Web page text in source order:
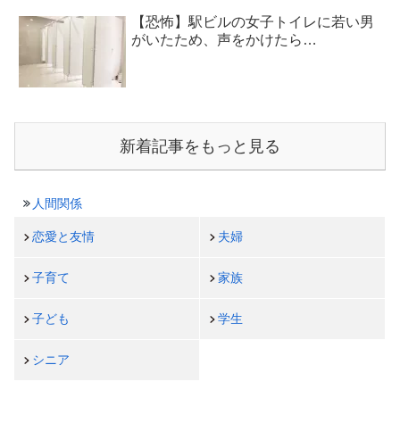
【恐怖】駅ビルの女子トイレに若い男
がいたため、声をかけたら…
新着記事をもっと見る
人間関係
恋愛と友情 夫婦
子育て 家族
子ども 学生
シニア